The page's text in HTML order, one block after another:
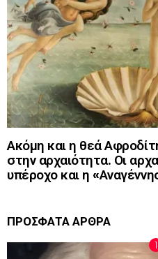
Ακόμη και η θεά
στην αρχαιότητα. Οι
υπέροχο και η
ΠΡΟΣΦΑΤΑ ΑΡΘΡΑ